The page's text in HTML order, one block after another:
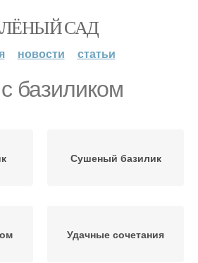
САД
новости статьи
базиликом
Сушеный базилик
Удачные сочетания